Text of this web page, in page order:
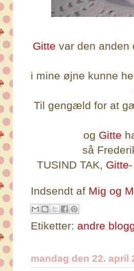
Gitte var den anden
i mine øjne kunne
Til gengæld for at
og Gitte
så
TUSIND TAK, Gitte
Indsendt af Mig og
Etiketter: andre
mandag den 22. april